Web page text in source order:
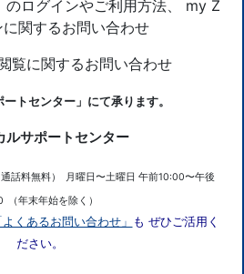
ログインやご利用方法、 my Z
関するお問い合わせ
覧に関するお問い合わせ
ートセンター」にて承ります。
ルサポートセンター
通話料無料）
月曜日〜土曜日 午前10:00〜午後
（年末年始を除く）
よくあるお問い合わせ」 も ぜひご活用く
ださい。